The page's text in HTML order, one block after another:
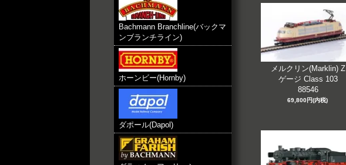
Bachmann Branchline(バックマ
ンブランチライン)
ホーンビー(Hornby)
ダポール(Dapol)
メルクリン(Marklin) Z
ゲージ Class 103
88546
69,800円(内税)